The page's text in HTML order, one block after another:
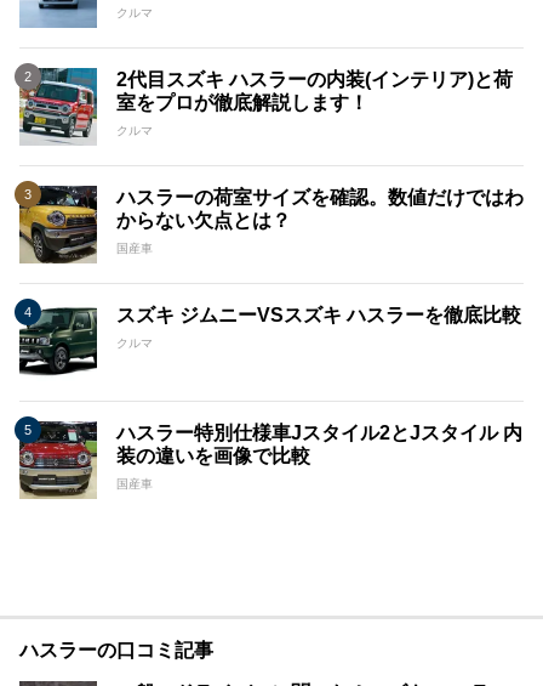
クルマ
2代目スズキ ハスラーの内装(インテリア)と荷
室をプロが徹底解説します！
クルマ
ハスラーの荷室サイズを確認。数値だけではわ
からない欠点とは？
国産車
スズキ ジムニーVSスズキ ハスラーを徹底比較
クルマ
ハスラー特別仕様車Jスタイル2とJスタイル 内
装の違いを画像で比較
国産車
ハスラーの口コミ記事